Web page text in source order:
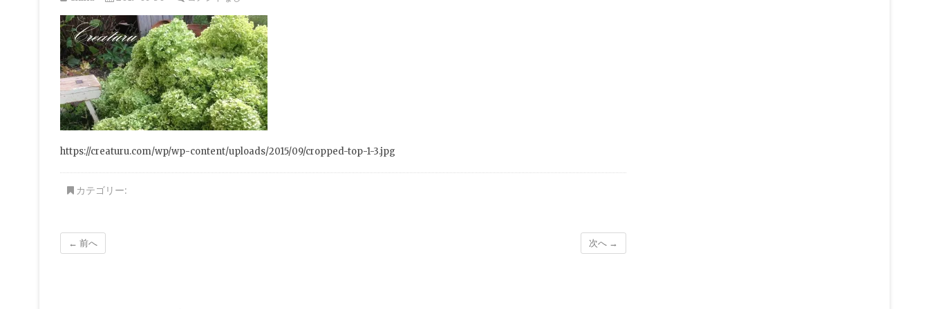
https://creaturu.com/wp/wp-content/uploads/2015/09/cropped-top-1-3.jpg
カテゴリー:
← 前へ 次へ →